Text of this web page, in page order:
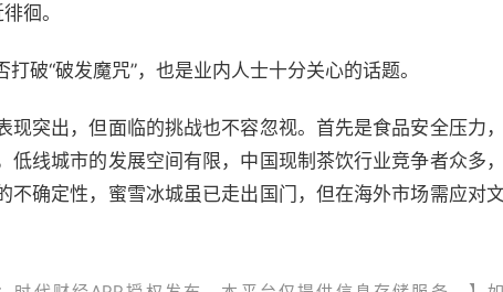
徊。
破“破发魔咒”，也是业内人士十分关心的话题。
突出，但面临的挑战也不容忽视。首先是食品安全压力
低线城市的发展空间有限，中国现制茶饮行业竞争者众多
不确定性，蜜雪冰城虽已走出国门，但在海外市场需应对